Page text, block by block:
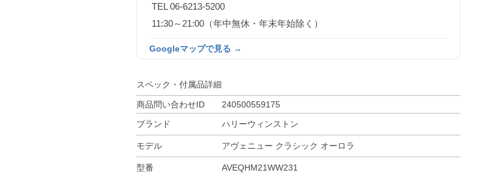
TEL 06-6213-5200
11:30～21:00（年中無休・年末年始除く）
Googleマップで見る →
スペック・付属品詳細
商品問い合わせID
240500559175
ブランド
ハリーウィンストン
モデル アヴェニュー クラシック オーロラ
型番 AVEQHM21WW231